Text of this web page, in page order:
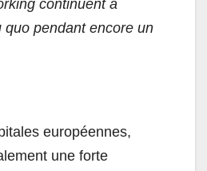
continuent à
quo pendant encore un
européennes,
une forte